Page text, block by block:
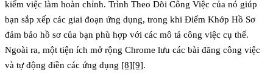
kiếm việc làm hoàn chỉnh. Trình Theo Dõi Công Việc của nó giúp
bạn sắp xếp các giai đoạn ứng dụng, trong khi Điểm Khớp Hồ Sơ
đảm bảo hồ sơ của bạn phù hợp với các mô tả công việc cụ thể.
Ngoài ra, một tiện ích mở rộng Chrome lưu các bài đăng công việc
và tự động điền các ứng dụng [8][9].